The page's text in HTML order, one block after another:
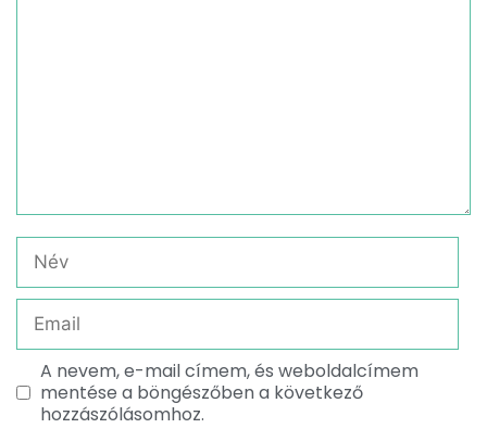
A nevem, e-mail címem, és weboldalcímem
mentése a böngészőben a következő
hozzászólásomhoz.